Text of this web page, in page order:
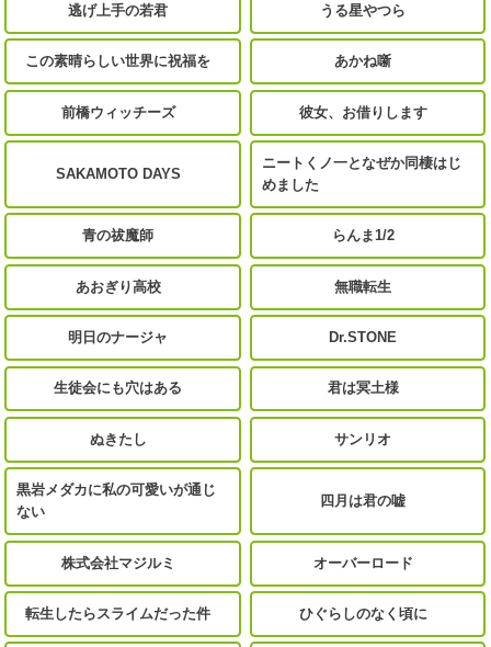
逃げ上手の若君 うる星やつら
この素晴らしい世界に祝福を あかね噺
前橋ウィッチーズ 彼女、お借りします
SAKAMOTO DAYS
ニートくノ一となぜか同棲はじ
めました
青の祓魔師 らんま1/2
あおぎり高校 無職転生
明日のナージャ Dr.STONE
生徒会にも穴はある 君は冥土様
ぬきたし サンリオ
黒岩メダカに私の可愛いが通じ
ない
四月は君の嘘
株式会社マジルミ オーバーロード
転生したらスライムだった件 ひぐらしのなく頃に